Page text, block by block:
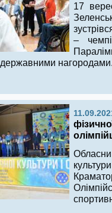
17
–
державними